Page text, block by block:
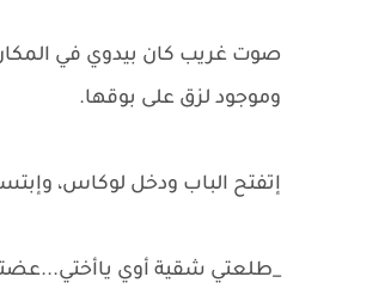
صوت غريب كان بيدوي في
وموجود لزق على بوقها.
إتفتح الباب ودخل لوكاس،
_طلعتي شقية أوي